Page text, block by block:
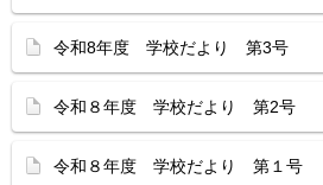
令和8年度 学校だより 第3号
令和８年度 学校だより 第2号
令和８年度 学校だより 第１号